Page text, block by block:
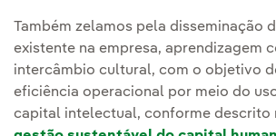
Também zelamos pela disseminação
existente na empresa, aprendizagem
intercâmbio cultural, com o objetivo
eficiência operacional por meio do
capital intelectual, conforme descrito